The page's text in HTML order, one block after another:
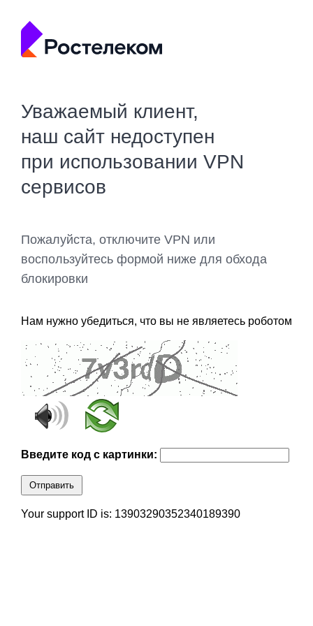
Уважаемый клиент,
наш сайт недоступен
при использовании VPN
сервисов
Пожалуйста, отключите VPN или
воспользуйтесь формой ниже для обхода
блокировки
Нам нужно убедиться, что вы не являетесь роботом
Введите код с картинки:
Отправить
Your support ID is: 13903290352340189390